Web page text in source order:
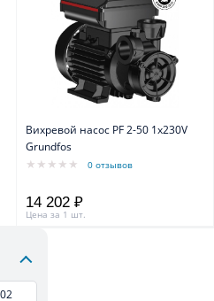
Вихревой насос PF 2-50 1x230V
Grundfos
0 отзывов
14 202 ₽
Цена за 1 шт.